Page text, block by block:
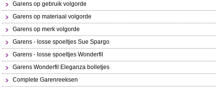
Garens op gebruik volgorde
Garens op materiaal volgorde
Garens op merk volgorde
Garens - losse spoeltjes Sue Spargo
Garens - losse spoeltjes Wonderfil
Garens Wonderfil Eleganza bolletjes
Complete Garenreeksen